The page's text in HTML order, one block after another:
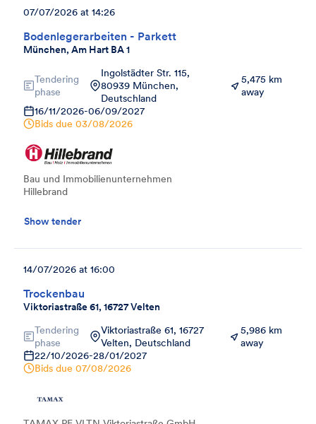
Bodenlegerarbeiten - Parkett
München, Am Hart BA 1
07/07/2026 at 14:26
Tendering
phase
Ingolstädter Str. 115,
80939 München,
Deutschland
5,475 km
away
16/11/2026-06/09/2027
Bids due 03/08/2026
Bau und Immobilienunternehmen
Hillebrand
Show tender
Trockenbau
Viktoriastraße 61, 16727 Velten
14/07/2026 at 16:00
Tendering
phase
Viktoriastraße 61, 16727
Velten, Deutschland
5,986 km
away
22/10/2026-28/01/2027
Bids due 07/08/2026